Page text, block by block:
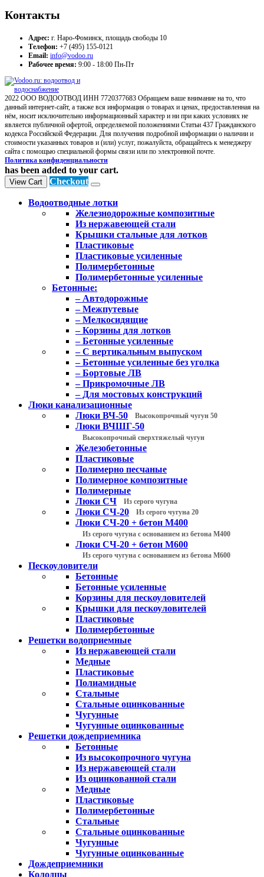
Контакты
Адрес: г. Наро-Фоминск, площадь свободы 10
Телефон: +7 (495) 155-0121
Email: info@vodoo.ru
Рабочее время: 9:00 - 18:00 Пн-Пт
2022 ООО ВОДООТВОД ИНН 7720377683 Обращаем ваше внимание на то, что
данный интернет-сайт, а также вся информация о товарах и ценах, предоставленная на
нём, носит исключительно информационный характер и ни при каких условиях не
является публичной офертой, определяемой положениями Статьи 437 Гражданского
кодекса Российской Федерации. Для получения подробной информации о наличии и
стоимости указанных товаров и (или) услуг, пожалуйста, обращайтесь к менеджеру
сайта с помощью специальной формы связи или по электронной почте.
Политика конфиденциальности
has been added to your cart.
View Cart Checkout
Водоотводные лотки
Железнодорожные композитные
Из нержавеющей стали
Крышки стальные для лотков
Пластиковые
Пластиковые усиленные
Полимербетонные
Полимербетонные усиленные
Бетонные:
– Автодорожные
– Межпутевые
– Мелкосидящие
– Корзины для лотков
– Бетонные усиленные
– С вертикальным выпуском
– Бетонные усиленные без уголка
– Бортовые ЛВ
– Прикромочные ЛВ
– Для мостовых конструкций
Люки канализационные
Люки ВЧ-50
Высокопрочный чугун 50
Люки ВЧШГ-50
Высокопрочный сверхтяжелый чугун
Железобетонные
Пластиковые
Полимерно песчаные
Полимерное композитные
Полимерные
Люки СЧ
Из серого чугуна
Люки СЧ-20 Из серого чугуна 20
Люки СЧ-20 + бетон М400
Из серого чугуна с основанием из бетона М400
Люки СЧ-20 + бетон М600
Из серого чугуна с основанием из бетона М600
Пескоуловители
Бетонные
Бетонные усиленные
Корзины для пескоуловителей
Крышки для пескоуловителей
Пластиковые
Полимербетонные
Решетки водоприемные
Из нержавеющей стали
Медные
Пластиковые
Полиамидные
Стальные
Стальные оцинкованные
Чугунные
Чугунные оцинкованные
Решетки дождеприемника
Бетонные
Из высокопрочного чугуна
Из нержавеющей стали
Из оцинкованной стали
Медные
Пластиковые
Полимербетонные
Стальные
Стальные оцинкованные
Чугунные
Чугунные оцинкованные
Дождеприемники
Колодцы